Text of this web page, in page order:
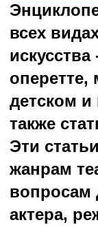
всех
детском и
также
Эти
жанрам
вопросам
актера,